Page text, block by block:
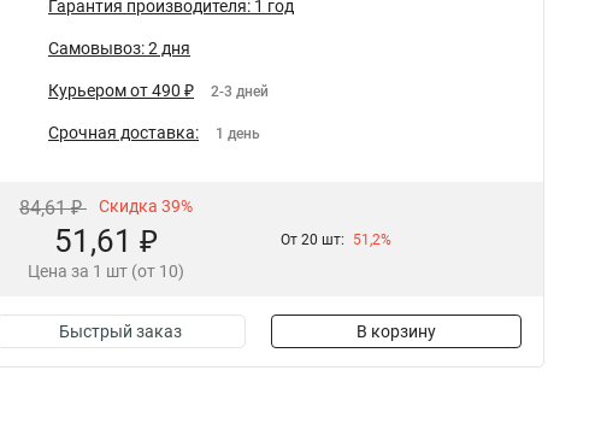
Гарантия производителя: 1 год
Самовывоз: 2 дня
Курьером от 490 ₽ 2-3 дней
Срочная доставка: 1 день
84,61 ₽ Скидка 39%
51,61 ₽
Цена за 1 шт (от 10)
От 20 шт: 51,2%
Быстрый заказ В корзину